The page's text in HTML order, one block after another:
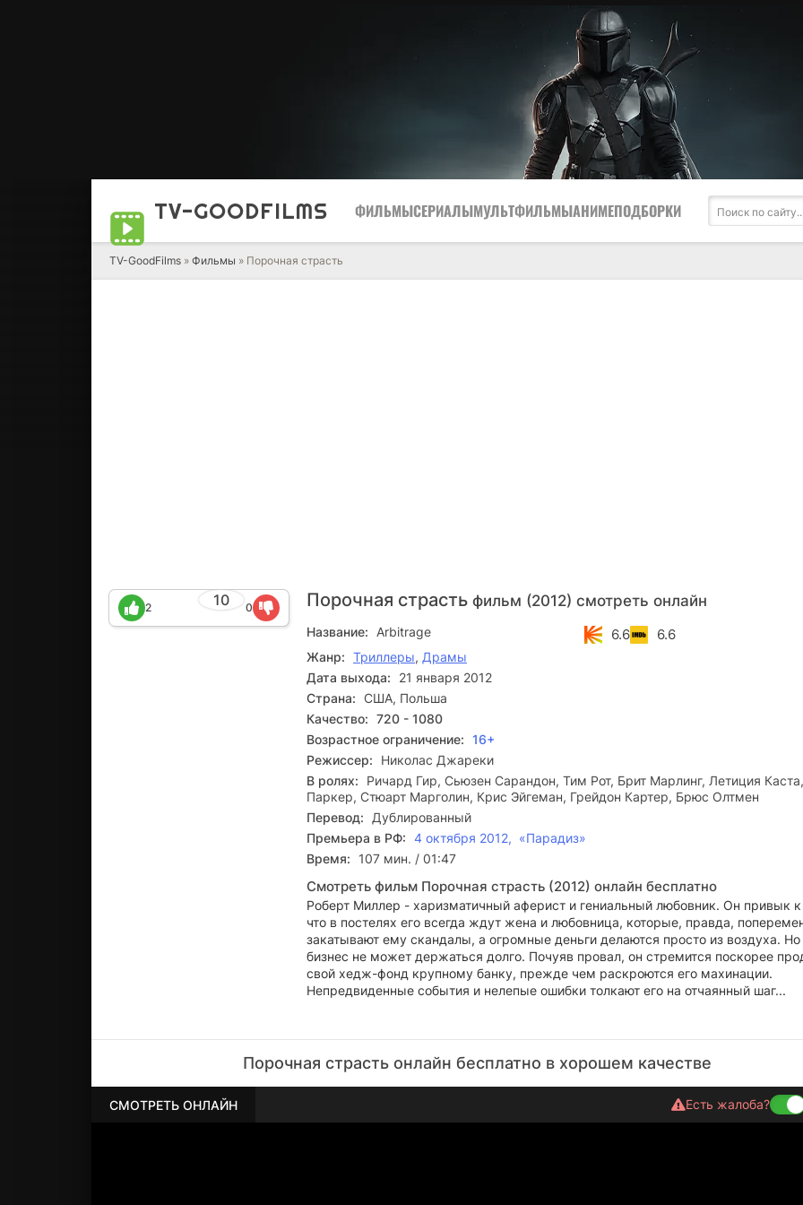
TV-GOODFILMS ФИЛЬМЫСЕРИАЛЫМУЛЬТФИЛЬМЫАНИМЕПОДБОРКИ
TV-GoodFilms » Фильмы » Порочная страсть
Порочная страсть фильм (2012) смотреть онлайн
10
2 0
Название: Arbitrage 6.6 6.6
Жанр: Триллеры, Драмы
Дата выхода:
21 января 2012
Страна: США, Польша
Качество: 720 - 1080
Возрастное ограничение: 16+
Режиссер:
Николас Джареки
В ролях:
Ричард Гир, Сьюзен Сарандон, Тим Рот, Брит Марлинг, Летиция
Паркер, Стюарт Марголин, Крис Эйгеман, Грейдон Картер, Брюс Олтмен
Перевод:
Дублированный
Премьера в РФ: 4 октября 2012, «Парадиз»
Время:
107 мин. / 01:47
Смотреть фильм Порочная страсть (2012) онлайн бесплатно
Роберт Миллер - харизматичный аферист и гениальный любовник. Он привык
что в постелях его всегда ждут жена и любовница, которые, правда,
закатывают ему скандалы, а огромные деньги делаются просто из воздуха.
бизнес не может держаться долго. Почуяв провал, он стремится поскорее
свой хедж-фонд крупному банку, прежде чем раскроются его махинации.
Непредвиденные события и нелепые ошибки толкают его на отчаянный шаг...
Порочная страсть онлайн бесплатно в хорошем качестве
СМОТРЕТЬ ОНЛАЙН Есть жалоба?